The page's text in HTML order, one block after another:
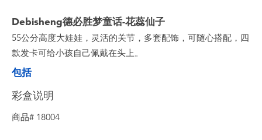
玩具促销
Debisheng德必胜梦童话-花蕊仙子
55公分高度大娃娃，灵活的关节，多套配饰，可随心搭配，四
款发卡可给小孩自己佩戴在头上。
包括
彩盒说明
商品# 18004